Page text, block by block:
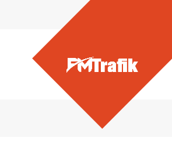
Ürünlerimiz -